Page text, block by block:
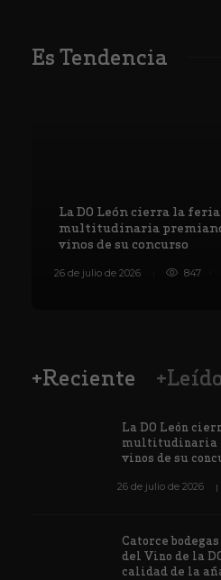
Es Tendencia
La DO León cierra la
multitudinaria
vinos de su concurso
26 de julio de 2026 847
+Reciente
La DO León
multitudinaria
vinos de su
26 de julio de 2026
Catorce
del Vino de la
calidad de la